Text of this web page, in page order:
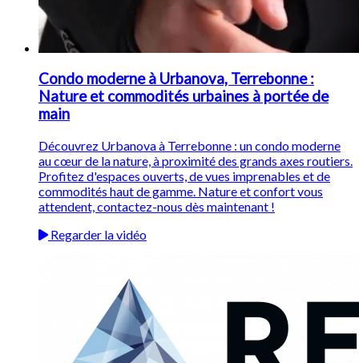
Condo moderne à Urbanova, Terrebonne :
Nature et commodités urbaines à portée de
main
Découvrez Urbanova à Terrebonne : un condo moderne
au cœur de la nature, à proximité des grands axes routiers.
Profitez d'espaces ouverts, de vues imprenables et de
commodités haut de gamme. Nature et confort vous
attendent, contactez-nous dès maintenant !
Regarder la vidéo